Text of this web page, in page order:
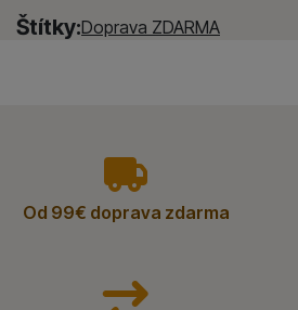
Štítky:Doprava ZDARMA
vyhody
Od 99€ doprava zdarma